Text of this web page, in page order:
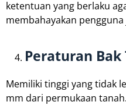
ketentuan yang berlaku
membahayakan pengguna
Peraturan
Memiliki tinggi yang tidak
mm dari permukaan tanah.